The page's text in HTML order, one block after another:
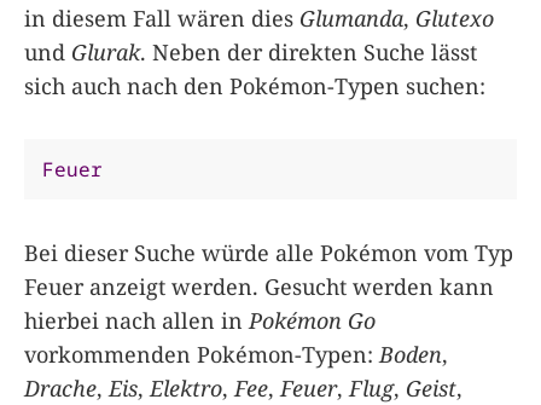
in diesem Fall wären dies Glumanda, Glutexo
und Glurak. Neben der direkten Suche lässt
sich auch nach den Pokémon-Typen suchen:
Feuer
Bei dieser Suche würde alle Pokémon vom Typ
Feuer anzeigt werden. Gesucht werden kann
hierbei nach allen inPokémon Go
vorkommenden Pokémon-Typen:Boden,
Drache,Eis,Elektro,Fee,Feuer,Flug, Geist,